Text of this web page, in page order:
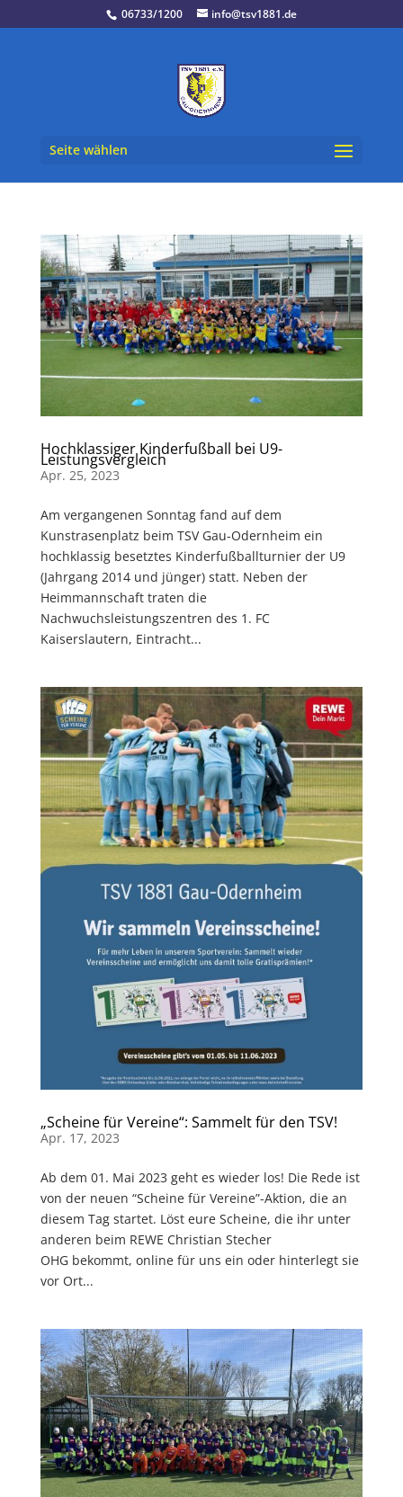
06733/1200 info@tsv1881.de
Seite wählen
Hochklassiger Kinderfußball bei U9-
Leistungsvergleich
Apr. 25, 2023
Am vergangenen Sonntag fand auf dem
Kunstrasenplatz beim TSV Gau-Odernheim ein
hochklassig besetztes Kinderfußballturnier der U9
(Jahrgang 2014 und jünger) statt. Neben der
Heimmannschaft traten die
Nachwuchsleistungszentren des 1. FC
Kaiserslautern, Eintracht...
„Scheine für Vereine“: Sammelt für den TSV!
Apr. 17, 2023
Ab dem 01. Mai 2023 geht es wieder los! Die Rede ist
von der neuen “Scheine für Vereine”-Aktion, die an
diesem Tag startet. Löst eure Scheine, die ihr unter
anderen beim REWE Christian Stecher
OHG bekommt, online für uns ein oder hinterlegt sie
vor Ort...